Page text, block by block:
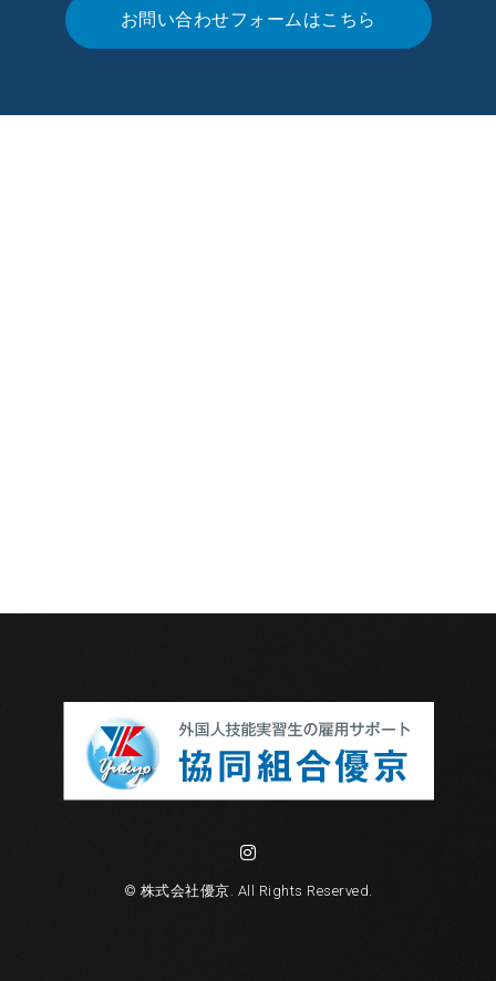
お問い合わせフォームはこちら
© 株式会社優京. All Rights Reserved.